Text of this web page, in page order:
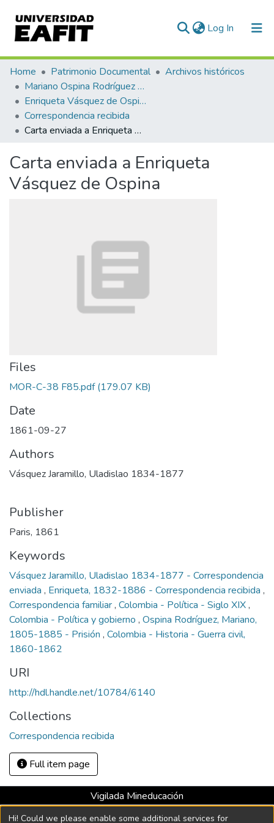
Log In (current)
Communities & Collections
All of DSpace
Statistics
Home Patrimonio Documental
Archivos históricos
Mariano Ospina Rodríguez (1826 -1912)
Enriqueta Vásquez de Ospina
Correspondencia recibida
Carta enviada a Enriqueta Vásquez de Ospina
Carta enviada a Enriqueta
Vásquez de Ospina
Files
MOR-C-38 F85.pdf(179.07 KB)
Date
1861-09-27
Authors
Vásquez Jaramillo, Uladislao 1834-1877
Publisher
Paris, 1861
Keywords
Vásquez Jaramillo, Uladislao 1834-1877 - Correspondencia
enviada , Enriqueta, 1832-1886 - Correspondencia recibida ,
Correspondencia familiar, Colombia - Política - Siglo XIX,
Colombia - Política y gobierno , Ospina Rodríguez, Mariano,
1805-1885 - Prisión , Colombia - Historia - Guerra civil,
1860-1862
URI
http://hdl.handle.net/10784/6140
Collections
Correspondencia recibida
Full item page
Vigilada Mineducación
Universidad con Acreditación Institucional hasta 2026 -
Hi! Could we please enable some additional services for